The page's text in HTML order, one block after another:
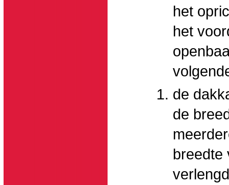
het
het
de
de
breedte